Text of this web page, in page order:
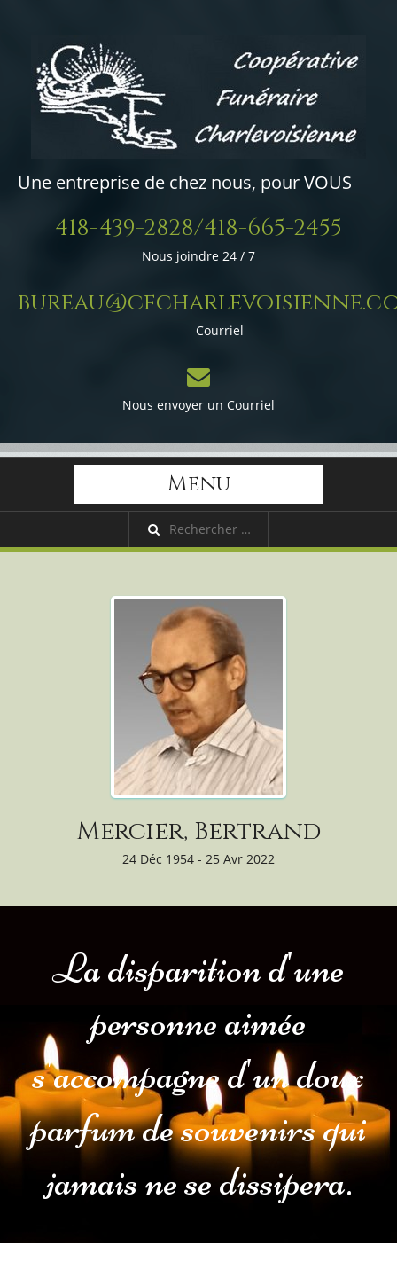
Une entreprise de chez nous, pour VOUS
418-439-2828/418-665-2455
Nous joindre 24 / 7
Courriel
Nous envoyer un Courriel
Menu
Mercier, Bertrand
24 Déc 1954 - 25 Avr 2022
La disparition d'une
personne aimée
s'accompagne d'un doux
parfum de souvenirs qui
jamais ne se dissipera.